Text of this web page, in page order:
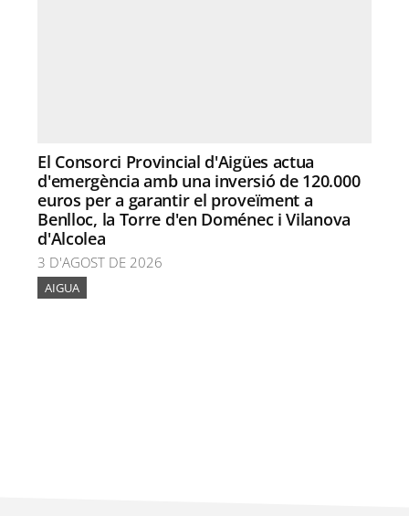
El Consorci Provincial d'Aigües actua
d'emergència amb una inversió de 120.000
euros per a garantir el proveïment a
Benlloc, la Torre d'en Doménec i Vilanova
d'Alcolea
3 D'AGOST DE 2026
AIGUA